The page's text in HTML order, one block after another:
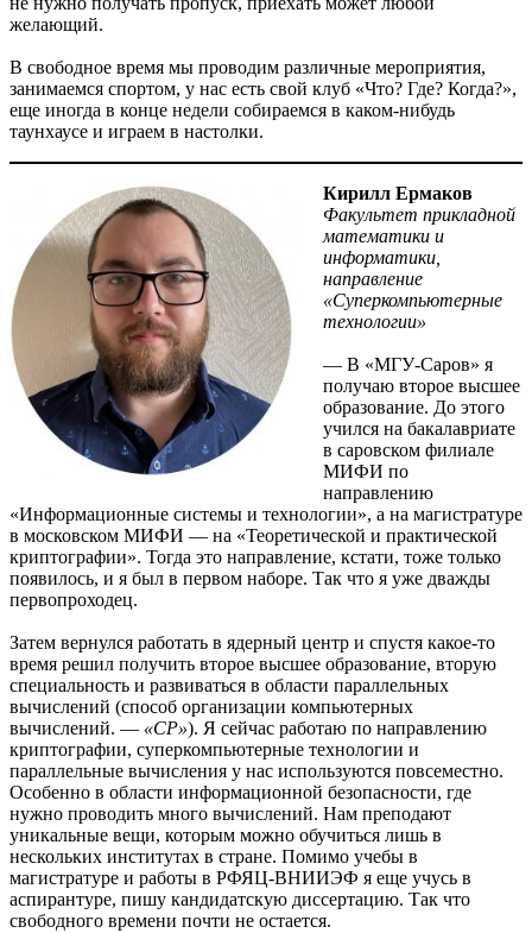
желающий.
В свободное время мы проводим различные мероприятия,
занимаемся спортом, у нас есть свой клуб «Что? Где? Когда?»,
еще иногда в конце недели собираемся в каком-нибудь
таунхаусе и играем в настолки.
Кирилл Ермаков
Факультет прикладной
математики и
информатики,
направление
«Суперкомпьютерные
технологии»
— В «МГУ-Саров» я
получаю второе высшее
образование. До этого
учился на бакалавриате
в саровском филиале
МИФИ по
направлению
«Информационные системы и технологии», а на магистратуре
в московском МИФИ — на «Теоретической и практической
криптографии». Тогда это направление, кстати, тоже только
появилось, и я был в первом наборе. Так что я уже дважды
первопроходец.
Затем вернулся работать в ядерный центр и спустя какое-то
время решил получить второе высшее образование, вторую
специальность и развиваться в области параллельных
вычислений (способ организации компьютерных
вычислений. — «СР»). Я сейчас работаю по направлению
криптографии, суперкомпьютерные технологии и
параллельные вычисления у нас используются повсеместно.
Особенно в области информационной безопасности, где
нужно проводить много вычислений. Нам преподают
уникальные вещи, которым можно обучиться лишь в
нескольких институтах в стране. Помимо учебы в
магистратуре и работы в РФЯЦ-ВНИИЭФ я еще учусь в
аспирантуре, пишу кандидатскую диссертацию. Так что
свободного времени почти не остается.